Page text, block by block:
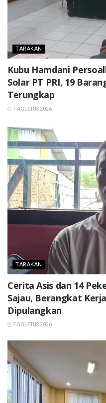
TARAKAN
Kubu Hamdani
Solar PT PRI, 19
Terungkap
7 AGUSTUS 2026
TARAKAN
Cerita Asis dan 14
Sajau, Berangkat
Dipulangkan
7 AGUSTUS 2026